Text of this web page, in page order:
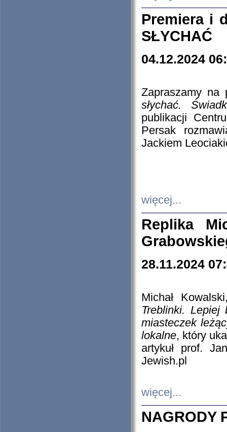
Premiera i
SŁYCHAĆ
04.12.2024
Zapraszamy
słychać.
publikacji
Persak
Jackiem
więcej...
Replika
28.11.2024
Michał
Treblinki. Lepiej
miasteczek
lokalne, który
artykuł prof.
Jewish.pl
więcej...
NAGRODY